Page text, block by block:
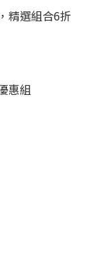
精選組合6折
惠組